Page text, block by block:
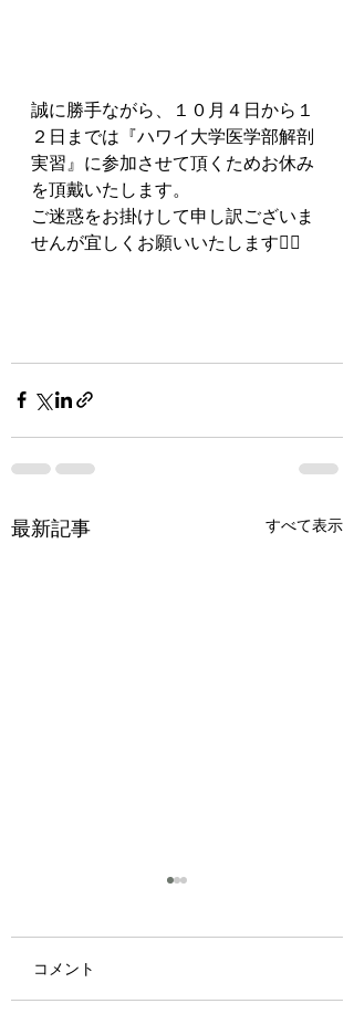
誠に勝手ながら、１０月４日から１
２日までは『ハワイ大学医学部解剖
実習』に参加させて頂くためお休み
を頂戴いたします。
ご迷惑をお掛けして申し訳ございま
せんが宜しくお願いいたします🙇‍♀️
最新記事 すべて表示
コメント